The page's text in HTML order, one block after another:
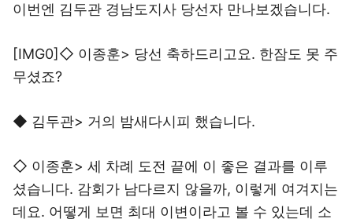
이번엔 김두관 경남도지사 당선자 만나보겠습니다.
[IMG0]◇ 이종훈> 당선 축하드리고요. 한잠도 못 주
무셨죠?
◆ 김두관> 거의 밤새다시피 했습니다.
◇ 이종훈> 세 차례 도전 끝에 이 좋은 결과를 이루
셨습니다. 감회가 남다르지 않을까, 이렇게 여겨지는
데요. 어떻게 보면 최대 이변이라고 볼 수 있는데 소